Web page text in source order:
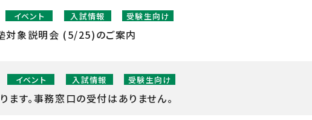
イベント 入試情報 受験生向け
対象説明会 (5/25)のご案内
イベント 入試情報 受験生向け
す。事務窓口の受付はありません。